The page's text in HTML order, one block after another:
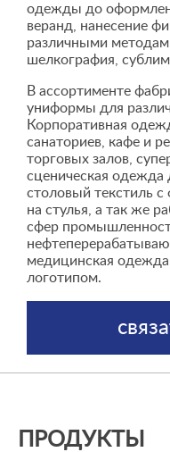
одежды до
веранд, нанесение
различными
шелкография,
В ассортименте
униформы для
Корпоративная
санаториев, кафе и
торговых залов,
сценическая одежда
столовый текстиль
на стулья, а так же
сфер
медицинская
логотипом.
ПРОДУКТЫ